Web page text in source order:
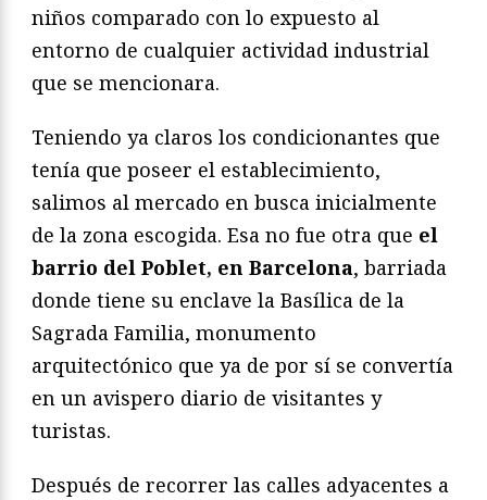
niños comparado con lo expuesto al
entorno de cualquier actividad industrial
que se mencionara.
Teniendo ya claros los condicionantes que
tenía que poseer el establecimiento,
salimos al mercado en busca inicialmente
de la zona escogida. Esa no fue otra que el
barrio del Poblet, en Barcelona, barriada
donde tiene su enclave la Basílica de la
Sagrada Familia, monumento
arquitectónico que ya de por sí se convertía
en un avispero diario de visitantes y
turistas.
Después de recorrer las calles adyacentes a